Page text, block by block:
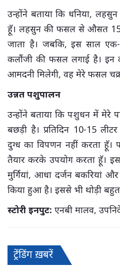
उन्होंने बताया कि धनिया,
हॅू। लहसुन की फसल से औसत 15-
जाता है। जबकि, इस साल एक-
कलौंजी की फसल लगाई है। इन
आमदनी मिलेगी, वह मेरे फसल
उन्नत पशुपालन
उन्होंने बताया कि पशुधन में
बछड़ी है। प्रतिदिन 10-15
दुग्ध का विपणन नहीं करता हॅू।
तैयार करके उपयोग करता हॅू।
मुर्गियां, आधा दर्जन बकरियां
किया हुआ है। इससे भी थोड़ी
स्टोरी इनपुट: एनबी मालव,
ट्रेंडिंग ख़बरें